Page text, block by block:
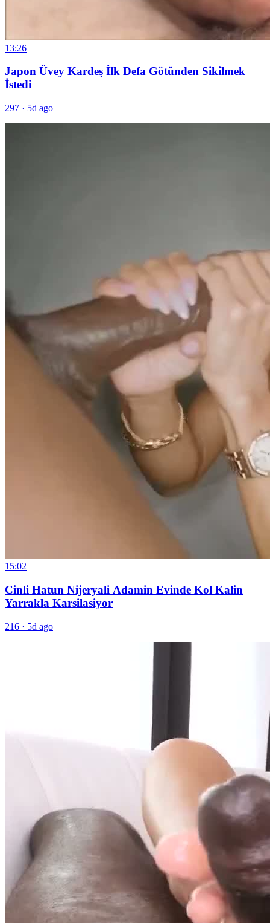
13:26
Japon Üvey Kardeş İlk Defa Götünden Sikilmek
İstedi
297 · 5d ago
15:02
Cinli Hatun Nijeryali Adamin Evinde Kol Kalin
Yarrakla Karsilasiyor
216 · 5d ago